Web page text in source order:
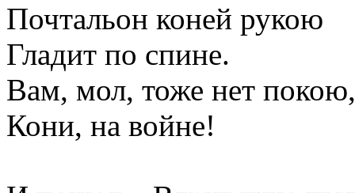
Почтальон коней рукою
Гладит по спине.
Вам, мол, тоже нет покою,
Кони, на войне!